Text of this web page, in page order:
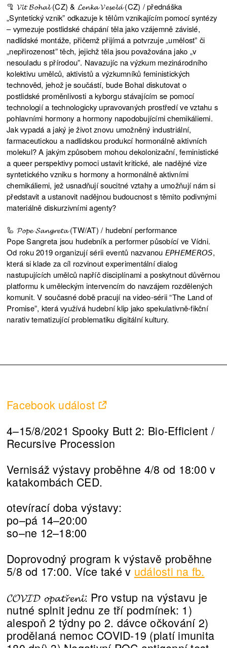
🦿 𝓥𝓲́𝓽 𝓑𝓸𝓱𝓪𝓵 (CZ) & 𝓛𝓮𝓷𝓴𝓪 𝓥𝓮𝓼𝓮𝓵𝓪́ (CZ) / přednáška
„Syntetický vznik” odkazuje k tělům vznikajícím pomocí syntézy
– vymezuje postlidské chápání těla jako vzájemně závislé,
nadlidské montáže, přičemž přijímá a potvrzuje „umělost” či
„nepřirozenost” těch, jejichž těla jsou považována jako „v
nesouladu s přírodou”. Navazujíc na výzkum mezinárodního
kolektivu umělců, aktivistů a výzkumníků feministických
technověd, jehož je součástí, bude Bohal diskutovat o
postlidské proměnlivosti a kyborgu stávajícím se pomocí
technologií a technologicky upravovaných prostředí ve vztahu s
pohlavními hormony a hormony napodobujícími chemikáliemi.
Jak vypadá a jaký je život znovu umožněný industriální,
farmaceutickou a nadlidskou produkcí hormonálně aktivních
molekul? A jakým způsobem mohou dekolonizační, feministické
a queer perspektivy pomoci ustavit kritické, ale nadějné vize
syntetického vzniku s hormony a hormonálně aktivními
chemikáliemi, jež usnadňují soucitné vztahy a umožňují nám si
představit a ustanovit nadějnou budoucnost s těmito podivnými
materiálně diskurzivními agenty?
🦾 𝓟𝓸𝓹𝓮 𝓢𝓪𝓷𝓰𝓻𝓮𝓽𝓪 (TW/AT) / hudební performance
Pope Sangreta jsou hudebník a performer působící ve Vídni.
Od roku 2019 organizují sérii eventů nazvanou 𝘌𝘗𝘏𝘌𝘔𝘌𝘙𝘖𝘚,
která si klade za cíl rozvinout experimentální dialog
nastupujících umělců napříč disciplínami a poskytnout důvěrnou
platformu k uměleckým intervencím do navzájem rozdělených
komunit. V současné době pracují na video-sérii “The Land of
Promise”, která využívá hudební klip jako spekulativně-fikční
narativ tematizující problematiku digitální kultury.
Facebook událost
4–15/8/2021 Spooky Butt 2: Bio-Efficient /
Recursive Procession
Vernisáž výstavy proběhne 4/8 od 18:00 v
katakombách CED.
otevírací doba výstavy:
po–pá 14–20:00
so–ne 12–18:00
Doprovodný program k výstavě proběhne
5/8 od 17:00. Více také v události na fb.
𝓒𝓞𝓥𝓘𝓓 𝓸𝓹𝓪𝓽𝓻̌𝓮𝓷𝓲́: Pro vstup na výstavu je
nutné splnit jednu ze tří podmínek: 1)
alespoň 2 týdny po 2. dávce očkování 2)
prodělaná nemoc COVID-19 (platí imunita